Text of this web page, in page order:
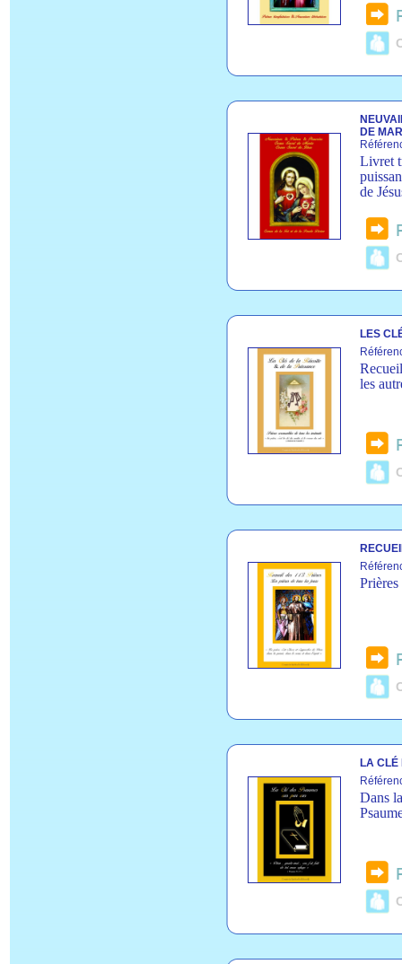
DE
Livret
de
LES
les
LA CLÉ
Dans